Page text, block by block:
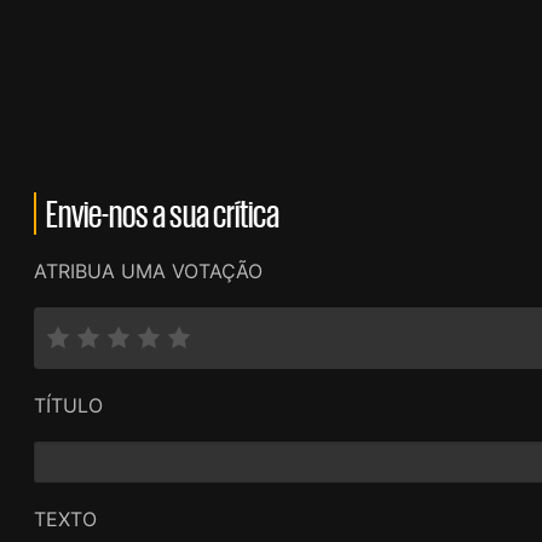
Envie-nos a sua crítica
ATRIBUA UMA VOTAÇÃO
TÍTULO
TEXTO